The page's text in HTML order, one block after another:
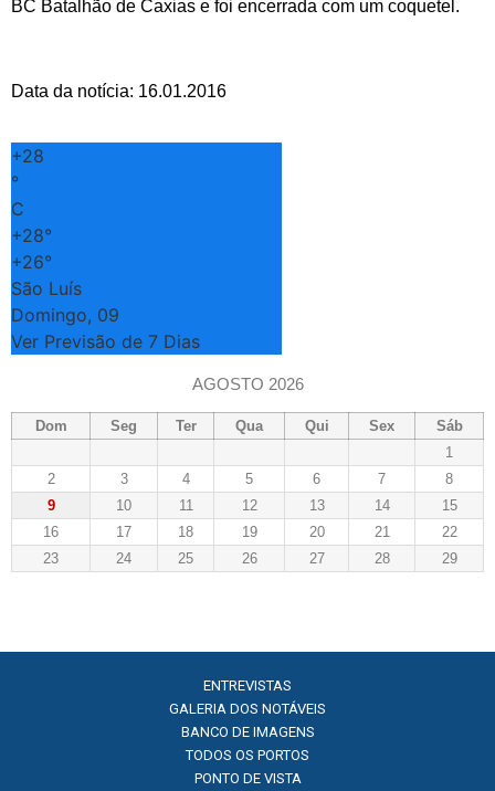
+28
°
C
+28°
+26°
São Luís
Domingo, 09
Ver Previsão de 7 Dias
AGOSTO 2026
Dom Seg Ter Qua Qui Sex
Sáb
1
2
3 4 5 6 7
8
9
10 11 12 13 14
15
16
17 18 19 20 21
22
23
24 25 26 27 28 29
BC Batalhão de Caxias e foi encerrada com um coquetel.
Data da notícia: 16.01.2016
ENTREVISTAS
GALERIA DOS NOTÁVEIS
BANCO DE IMAGENS
TODOS OS PORTOS
PONTO DE VISTA